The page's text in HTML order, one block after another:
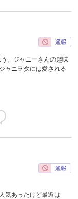
。ジャニーさんの趣味
ャニヲタには愛される
気あったけど最近は